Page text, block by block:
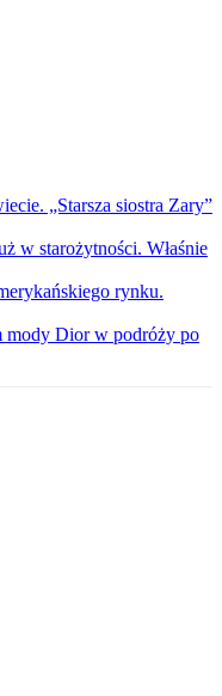
„Starsza siostra Zary”
w starożytności. Właśnie
rynku.
mody Dior w podróży po